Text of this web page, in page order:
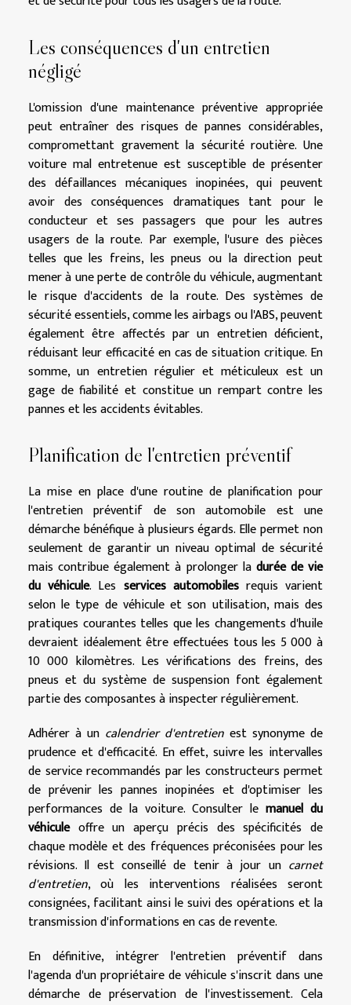
Les conséquences d'un entretien
négligé
L'omission d'une maintenance préventive appropriée
peut entraîner des risques de pannes considérables,
compromettant gravement la sécurité routière. Une
voiture mal entretenue est susceptible de présenter
des défaillances mécaniques inopinées, qui peuvent
avoir des conséquences dramatiques tant pour le
conducteur et ses passagers que pour les autres
usagers de la route. Par exemple, l'usure des pièces
telles que les freins, les pneus ou la direction peut
mener à une perte de contrôle du véhicule, augmentant
le risque d'accidents de la route. Des systèmes de
sécurité essentiels, comme les airbags ou l'ABS, peuvent
également être affectés par un entretien déficient,
réduisant leur efficacité en cas de situation critique. En
somme, un entretien régulier et méticuleux est un
gage de fiabilité et constitue un rempart contre les
pannes et les accidents évitables.
Planification de l'entretien préventif
La mise en place d'une routine de planification pour
l'entretien préventif de son automobile est une
démarche bénéfique à plusieurs égards. Elle permet non
seulement de garantir un niveau optimal de sécurité
mais contribue également à prolonger la durée de vie
du véhicule. Les services automobilesrequis varient
selon le type de véhicule et son utilisation, mais des
pratiques courantes telles que les changements d'huile
devraient idéalement être effectuées tous les 5 000 à
10 000 kilomètres. Les vérifications des freins, des
pneus et du système de suspension font également
partie des composantes à inspecter régulièrement.
Adhérer à un calendrier d'entretien est synonyme de
prudence et d'efficacité. En effet, suivre les intervalles
de service recommandés par les constructeurs permet
de prévenir les pannes inopinées et d'optimiser les
performances de la voiture. Consulter le manuel du
véhiculeoffre un aperçu précis des spécificités de
chaque modèle et des fréquences préconisées pour les
révisions. Il est conseillé de tenir à jour un carnet
d'entretien, où les interventions réalisées seront
consignées, facilitant ainsi le suivi des opérations et la
transmission d'informations en cas de revente.
En définitive, intégrer l'entretien préventif dans
l'agenda d'un propriétaire de véhicule s'inscrit dans une
démarche de préservation de l'investissement. Cela